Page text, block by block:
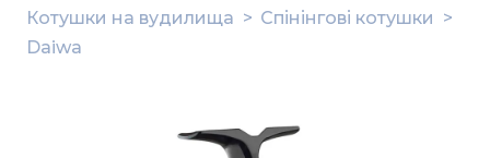
Котушки на вудилища
Спінінгові котушки
Daiwa